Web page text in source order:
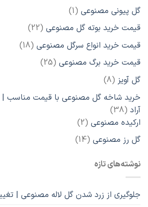
گل پیونی مصنوعی 1
1
محصول
قیمت خرید بوته گل مصنوعی 22
22
محصول قیمت خرید انواع سرگل مصنوعی 18
18
قیمت خرید برگ مصنوعی 25
25
گل آویز 8
8
محصول
خرید شاخه گل مصنوعی با قیمت مناسب
آراد 38
38
محصول
ارکیده مصنوعی 2
2
محصول
گل رز مصنوعی 14
14
نوشته‌های تازه
جلوگیری از زرد شدن گل لاله مصنوعی |